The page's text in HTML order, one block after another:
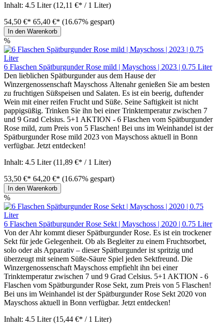
Inhalt: 4.5 Liter(12,11 €* / 1 Liter)
54,50 €* 65,40 €* (16.67% gespart)
In den Warenkorb
%
6 Flaschen Spätburgunder Rose mild | Mayschoss | 2023 | 0.75 Liter
Den lieblichen Spätburgunder aus dem Hause der
Winzergenossenschaft Mayschoss Altenahr genießen Sie am besten
zu fruchtigen Süßspeisen und Salaten. Es ist ein beerig, duftender
Wein mit einer reifen Frucht und Süße. Seine Saftigkeit ist nicht
pappigsüßig. Trinken Sie ihn bei einer Trinktemperatur zwischen 7
und 9 Grad Celsius. 5+1 AKTION - 6 Flaschen vom Spätburgunder
Rose mild, zum Preis von 5 Flaschen! Bei uns im Weinhandel ist der
Spätburgunder Rose mild 2023 von Mayschoss aktuell in Bonn
verfügbar. Jetzt entdecken!
Inhalt: 4.5 Liter(11,89 €* / 1 Liter)
53,50 €* 64,20 €* (16.67% gespart)
In den Warenkorb
%
6 Flaschen Spätburgunder Rose Sekt | Mayschoss | 2020 | 0.75 Liter
Von der Ahr kommt dieser Spätburgunder Rose. Es ist ein trockener
Sekt für jede Gelegenheit. Ob als Begleiter zu einem Fruchtsorbet,
solo oder als Apparativ – dieser Spätburgunder ist spritzig und
überzeugt mit seinem Süße-Säure Spiel jeden Sektfreund. Die
Winzergenossenschaft Mayschoss empfiehlt ihn bei einer
Trinktemperatur zwischen 7 und 9 Grad Celsius. 5+1 AKTION - 6
Flaschen vom Spätburgunder Rose Sekt, zum Preis von 5 Flaschen!
Bei uns im Weinhandel ist der Spätburgunder Rose Sekt 2020 von
Mayschoss aktuell in Bonn verfügbar. Jetzt entdecken!
Inhalt: 4.5 Liter(15,44 €* / 1 Liter)